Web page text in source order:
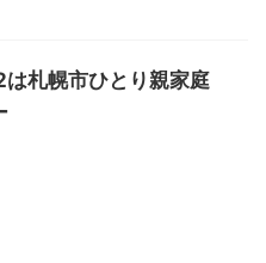
札幌市ひとり親家庭